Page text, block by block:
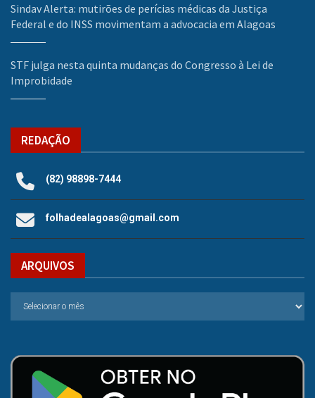
Sindav Alerta: mutirões de perícias médicas da Justiça
Federal e do INSS movimentam a advocacia em Alagoas
STF julga nesta quinta mudanças do Congresso à Lei de
Improbidade
REDAÇÃO
(82) 98898-7444
folhadealagoas@gmail.com
ARQUIVOS